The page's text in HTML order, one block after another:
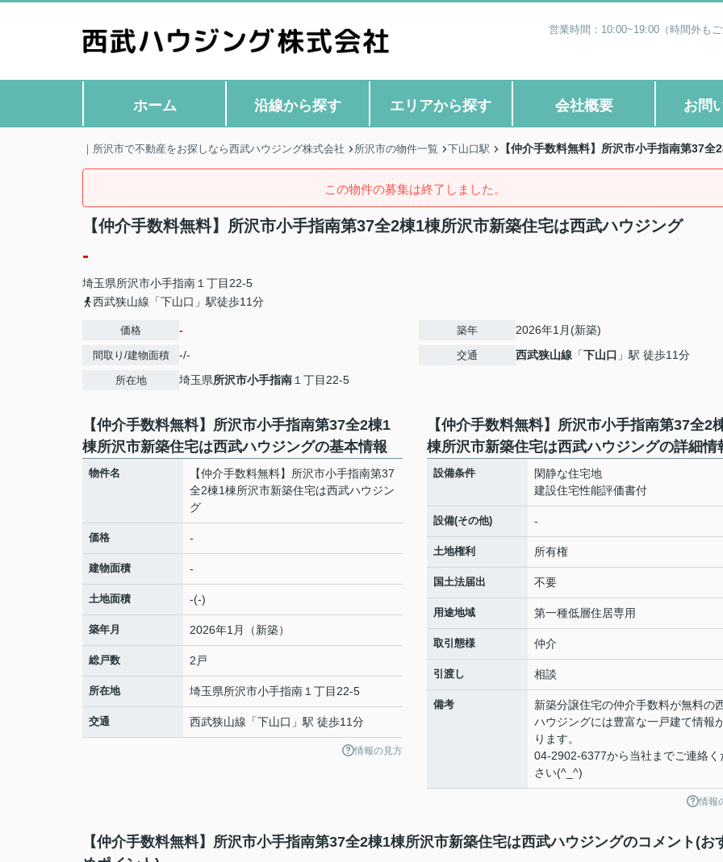
営業時間：10:00~19:00（時間外も
ホーム 沿線から探す エリアから探す 会社概要 お問
｜所沢市で不動産をお探しなら西武ハウジング株式会社 所沢市の物件一覧 下山口駅 【仲介手数料無料】所沢市小手指南第37
この物件の募集は終了しました。
【仲介手数料無料】所沢市小手指南第37全2棟1棟所沢市新築住宅は西武ハウジング
-
埼玉県所沢市小手指南 １丁目22-5
西武狭山線「下山口」駅徒歩11分
価格 -
間取り/建物面積 -/-
所在地 埼玉県所沢市小手指南 １丁目22-5
築年 2026年1月(新築)
交通 西武狭山線 「下山口 」駅 徒歩11分
【仲介手数料無料】所沢市小手指南第37全2棟1
棟所沢市新築住宅は西武ハウジングの基本情報
物件名
【仲介手数料無料】所沢市小手指南第37
全2棟1棟所沢市新築住宅は西武ハウジン
グ
価格 -
建物面積 -
土地面積 -(-)
築年月 2026年1月（新築）
総戸数 2戸
所在地 埼玉県所沢市小手指南 １丁目22-5
交通 西武狭山線 「下山口 」駅 徒歩11分
情報の見方
【仲介手数料無料】所沢市小手指南第37全2
棟所沢市新築住宅は西武ハウジングの詳細情
設備条件
閑静な住宅地
建設住宅性能評価書付
設備(その他) -
土地権利 所有権
国土法届出 不要
用途地域 第一種低層住居専用
取引態様 仲介
引渡し 相談
備考
新築分譲住宅の仲介手数料が無料の
ハウジングには豊富な一戸建て情報
ります。
04-2902-6377から当社までご連絡く
さい(^_^)
情報
【仲介手数料無料】所沢市小手指南第37全2棟1棟所沢市新築住宅は西武ハウジングのコメント(お